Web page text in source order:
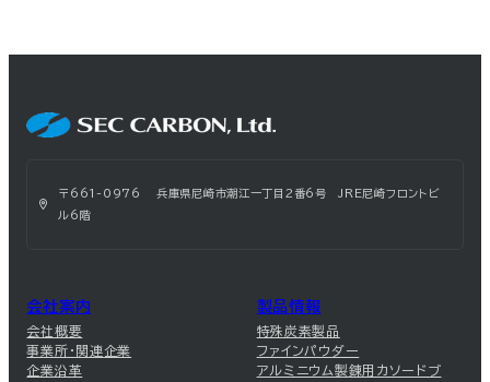
〒661-0976 兵庫県尼崎市潮江一丁目2番6号 JRE尼崎フロントビ
ル6階
会社案内
会社概要
事業所・関連企業
企業沿革
製品情報
特殊炭素製品
ファインパウダー
アルミニウム製錬用カソードブ